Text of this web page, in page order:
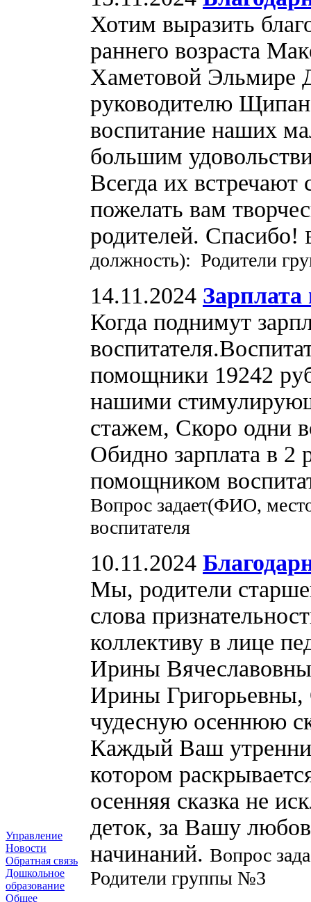
Управление
Новости
Обратная связь
Дошкольное
образование
Общее
Хотим выразить
раннего возраста
Хаметовой Эльмире
руководителю
воспитание наших
большим
Всегда их
пожелать вам
родителей. Спасибо!
должность): Родители
14.11.2024 Зарплата
Когда поднимут
помощники 19242
нашими
стажем, Скоро одни
Обидно зарплата в 2
помощником
Вопрос задает(ФИО,
воспитателя
10.11.2024
Мы, родители
слова
коллективу в лице
Ирины
Ирины Григорьевны,
чудесную осеннюю
Каждый Ваш
котором
осенняя сказка не
деток, за Вашу
начинаний. Вопрос
Родители группы №3